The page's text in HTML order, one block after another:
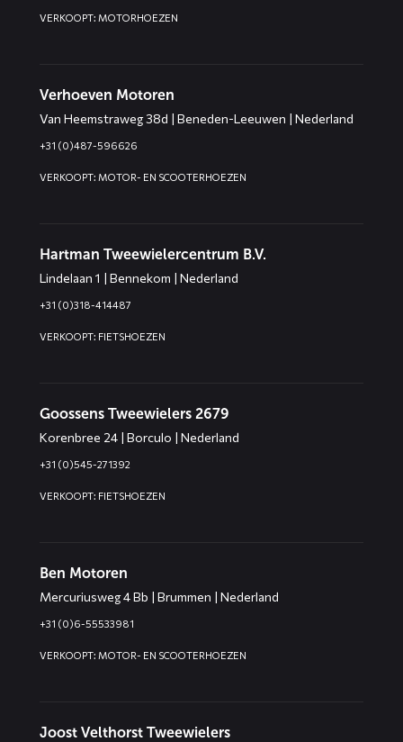
VERKOOPT: MOTORHOEZEN
Verhoeven Motoren
Van Heemstraweg 38d | Beneden-Leeuwen | Nederland
+31 (0)487-596626
VERKOOPT: MOTOR- EN SCOOTERHOEZEN
Hartman Tweewielercentrum B.V.
Lindelaan 1 | Bennekom | Nederland
+31 (0)318-414487
VERKOOPT: FIETSHOEZEN
Goossens Tweewielers 2679
Korenbree 24 | Borculo | Nederland
+31 (0)545-271392
VERKOOPT: FIETSHOEZEN
Ben Motoren
Mercuriusweg 4 Bb | Brummen | Nederland
+31 (0)6-55533981
VERKOOPT: MOTOR- EN SCOOTERHOEZEN
Joost Velthorst Tweewielers